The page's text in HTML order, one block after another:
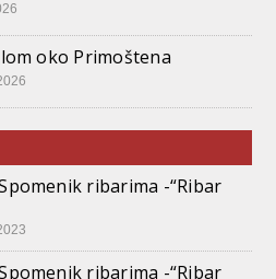
oko Primoštena
ribarima -“Ribar
ribarima -“Ribar